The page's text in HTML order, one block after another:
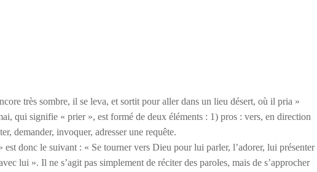
très sombre, il se leva, et sortit pour aller dans un lieu désert, où il pria »
qui signifie « prier », est formé de deux éléments : 1) pros : vers, en direction
demander, invoquer, adresser une requête.
donc le suivant : « Se tourner vers Dieu pour lui parler, l’adorer, lui présenter
lui ». Il ne s’agit pas simplement de réciter des paroles, mais de s’approcher